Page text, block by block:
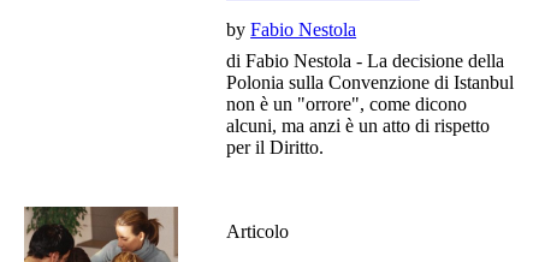
byFabio Nestola
di Fabio Nestola - La decisione della
Polonia sulla Convenzione di Istanbul
non è un "orrore", come dicono
alcuni, ma anzi è un atto di rispetto
per il Diritto.
Articolo